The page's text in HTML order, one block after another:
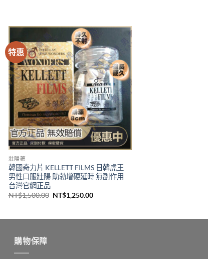
特惠
壯陽藥
韓國奇力片 KELLETT FILMS 日韓虎王
男性口服壯陽 助勃增硬延時 無副作用
台灣官網正品
NT$1,500.00 原
NT$1,250.00目
購物保障